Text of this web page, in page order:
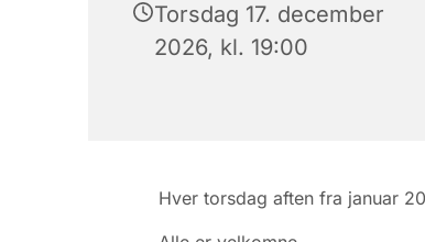
Torsdag 17. december
2026, kl. 19:00
Hver torsdag aften fra januar